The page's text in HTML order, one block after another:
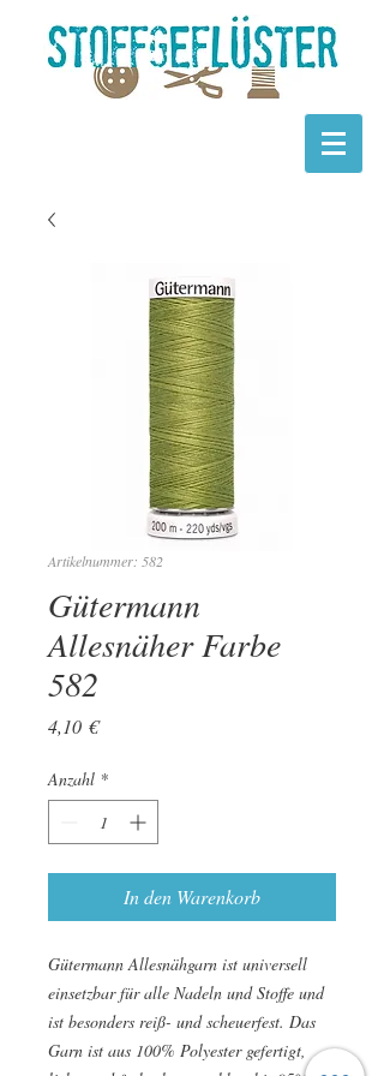
Artikelnummer: 582
Gütermann
Allesnäher Farbe
582
4,10 €Preis
Anzahl *
In den Warenkorb
Gütermann Allesnähgarn ist universell
einsetzbar für alle Nadeln und Stoffe und
ist besonders reiß- und scheuerfest. Das
Garn ist aus 100% Polyester gefertigt,